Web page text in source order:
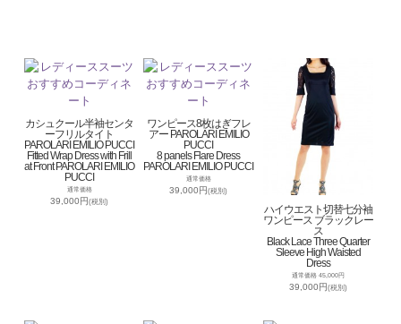
カシュクール半袖センタ
ーフリルタイト
PAROLARI EMILIO PUCCI
Fitted Wrap Dress with Frill
at Front PAROLARI EMILIO
PUCCI
通常価格
39,000円(税別)
ワンピース8枚はぎフレ
アー PAROLARI EMILIO
PUCCI
8 panels Flare Dress
PAROLARI EMILIO PUCCI
通常価格
39,000円(税別)
ハイウエスト切替七分袖
ワンピース ブラックレー
ス
Black Lace Three Quarter
Sleeve High Waisted
Dress
通常価格 45,000円
39,000円(税別)